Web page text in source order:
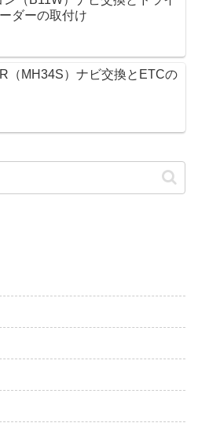
ダーの取付け
（MH34S）ナビ交換とETCの